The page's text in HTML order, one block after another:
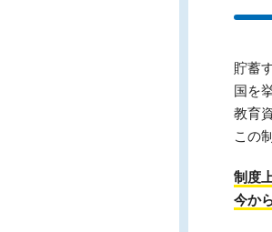
貯蓄
国を
教育
この
制度
今か